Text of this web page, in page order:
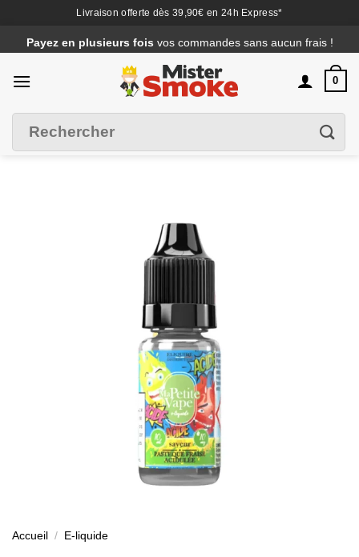
Livraison offerte dès 39,90€ en 24h Express*
au
contenu
Payez en plusieurs fois vos commandes sans aucun frais !
0
pour :
Accueil / E-liquide